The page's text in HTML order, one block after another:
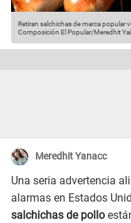
Retiran salchichas de marca popular
Composición El Popular/Meredhit
Meredhit Yanacc
Una seria advertencia
alarmas en Estados
salchichas de pollo